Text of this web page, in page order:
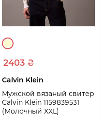
2403 ₴
Calvin Klein
Мужской вязаный свитер
Calvin Klein 1159839531
(Молочный XXL)